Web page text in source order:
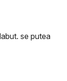
se putea